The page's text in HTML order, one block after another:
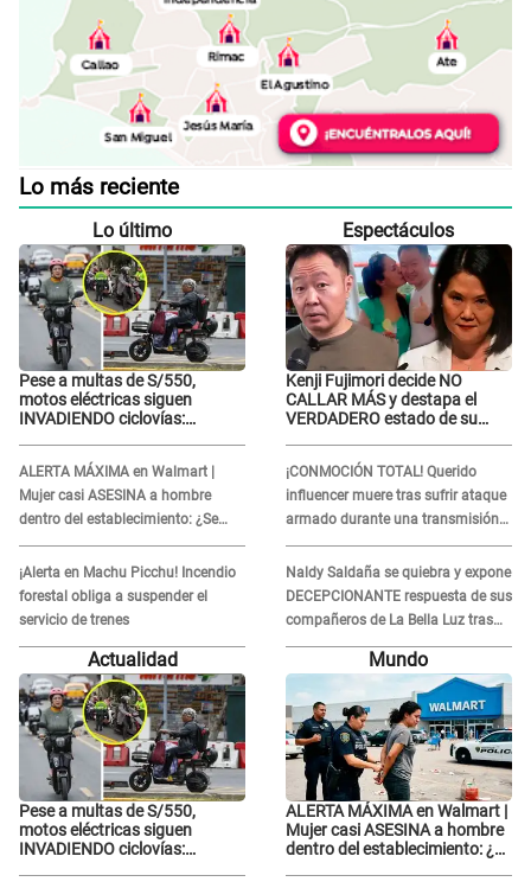
Lo más reciente
Lo último
Pese a multas de S/550,
motos eléctricas siguen
INVADIENDO ciclovías:
nuevas reglas
ALERTA MÁXIMA en Walmart |
Mujer casi ASESINA a hombre
dentro del establecimiento: ¿Se
logró atrapar al sospechoso?
¡Alerta en Machu Picchu! Incendio
forestal obliga a suspender el
servicio de trenes
Espectáculos
Kenji Fujimori decide NO
CALLAR MÁS y destapa el
VERDADERO estado de su
Fujimori: "Mi familia es Érika,
mi suegra..."
¡CONMOCIÓN TOTAL! Querido
influencer muere tras sufrir ataque
armado durante una transmisión
en vivo
Naldy Saldaña se quiebra y expone
DECEPCIONANTE respuesta de sus
compañeros de La Bella Luz tras
sufrir agresión: "Sabían lo que
Actualidad
Pese a multas de S/550,
motos eléctricas siguen
INVADIENDO ciclovías:
Mundo
ALERTA MÁXIMA en Walmart |
Mujer casi ASESINA a hombre
dentro del establecimiento: ¿Se